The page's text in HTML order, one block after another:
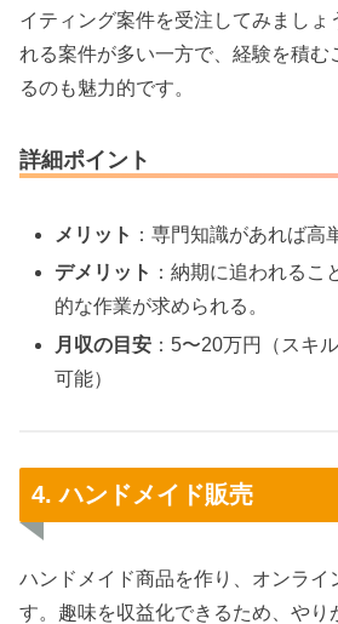
イティング案件を受注してみましょ
れる案件が多い一方で、経験を積む
るのも魅力的です。
詳細ポイント
メリット ：専門知識があれば高
デメリット ：納期に追われるこ
的な作業が求められる。
月収の目安 ：5〜20万円（スキ
可能）
4. ハンドメイド販売
ハンドメイド商品を作り、オンライ
す。趣味を収益化できるため、やり